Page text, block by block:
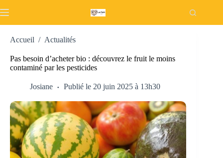
au
Accueil / Actualités
Pas besoin d’acheter bio : découvrez le fruit le moins
contaminé par les pesticides
Josiane Publié le 20 juin 2025 à 13h30